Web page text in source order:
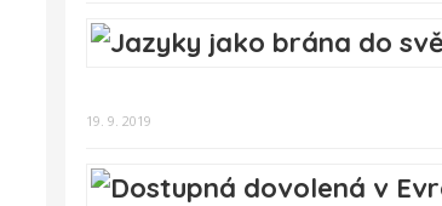
19. 9. 2019